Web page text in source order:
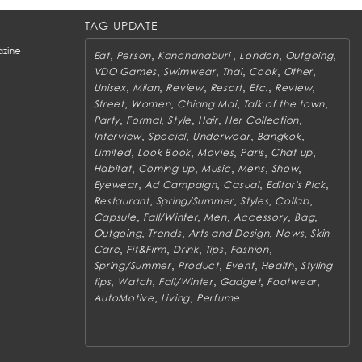
TAG UPDATE
Eat, Person Kanchanaburi London, Outgoing,
VDO Games, Swimwear, Thai, Cook, Other
Unisex, Milan, Review, Resort Etc. Review,
Street, Women, Chiang Mai, Talk of the town
Party, Formal,Style Hair, Her Collection
Interview, Special, Underwear, Bangkok,
Limited, Look Book Movies, Paris, Chat up
Habitat, Coming up Music Mens, Show,
Eyewear, Ad Campaign, Casual, Editor's Pick
Restaurant, Spring/Summer ,Styles, Collab,
Capsule Fall/Winter, Men, Accessory, Bag,
Outgoing, Trends, Arts and Design, News,Skin
Care Fit&Firm Drink, Tips, Fashion,
Spring/Summer, Product, Event, Health, Styling
tips, Watch Fall/Winter, Gadget, Footwear
AutoMotive Living Perfume